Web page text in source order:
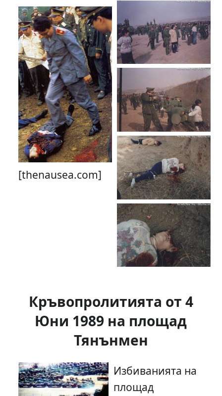
[thenausea.com]
Кръвопролитията от 4
Юни 1989 на площад
Тянънмен
Избиванията на
площад